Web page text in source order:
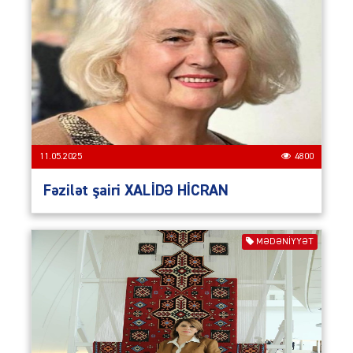
11.05.2025 4800
Fəzilət şairi XALİDƏ HİCRAN
MƏDƏNİYYƏT